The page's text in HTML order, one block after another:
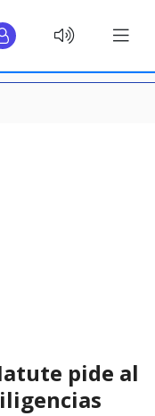
pide al